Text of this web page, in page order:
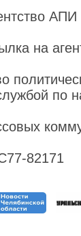
на
по
82171